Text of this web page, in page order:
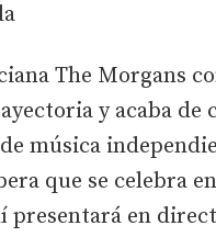
The Morgans
y acaba
música
que se celebra
presentará en